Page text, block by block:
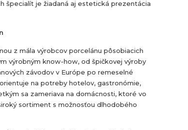
špecialít je žiadaná aj estetická prezentácia
z mála výrobcov porcelánu pôsobiacich
výrobným know-how, od špičkovej výroby
závodov v Európe po remeselné
na potreby hotelov, gastronómie,
sa zameriava na domácnosti, ktoré vo
sortiment s možnosťou dlhodobého